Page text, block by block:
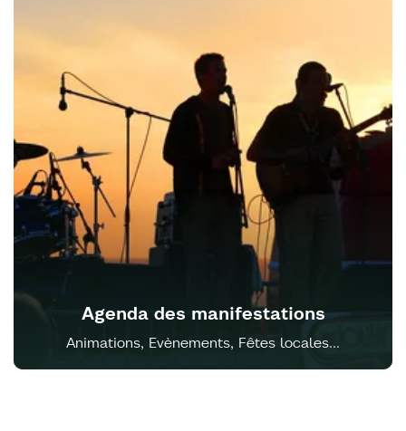
Agenda des manifestations
Animations, Evènements, Fêtes locales...